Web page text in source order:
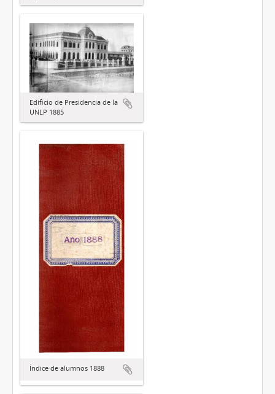
Edificio de Presidencia de la
UNLP 1885
Índice de alumnos 1888